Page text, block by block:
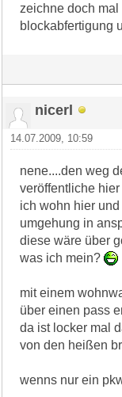
zeichne doch
blockabfertigung
nicerl
14.07.2009, 10:59
nene....den weg
veröffentliche
ich wohn hier
umgehung in
diese wäre über
was ich mein?
mit einem
über einen pass
da ist locker mal
von den heißen
wenns nur ein